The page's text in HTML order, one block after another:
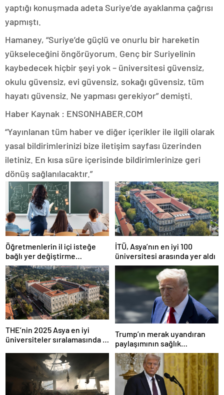
yaptığı konuşmada adeta Suriye’de ayaklanma çağrısı
yapmıştı.
Hamaney, “Suriye’de güçlü ve onurlu bir hareketin
yükseleceğini öngörüyorum. Genç bir Suriyelinin
kaybedecek hiçbir şeyi yok – üniversitesi güvensiz,
okulu güvensiz, evi güvensiz, sokağı güvensiz, tüm
hayatı güvensiz. Ne yapması gerekiyor” demişti.
Haber Kaynak : ENSONHABER.COM
“Yayınlanan tüm haber ve diğer içerikler ile ilgili olarak
yasal bildirimlerinizi bize iletişim sayfası üzerinden
iletiniz. En kısa süre içerisinde bildirimlerinize geri
dönüş sağlanılacaktır.”
Öğretmenlerin il içi isteğe
bağlı yer değiştirme
başvuruları ne zaman?
İTÜ, Asya’nın en iyi 100
üniversitesi arasında yer aldı
THE’nin 2025 Asya en iyi
üniversiteler sıralamasında 4
Trump’ın merak uyandıran
paylaşımının sağlık
sistemiyle ilgili kararname
olduğu anlaşıldı